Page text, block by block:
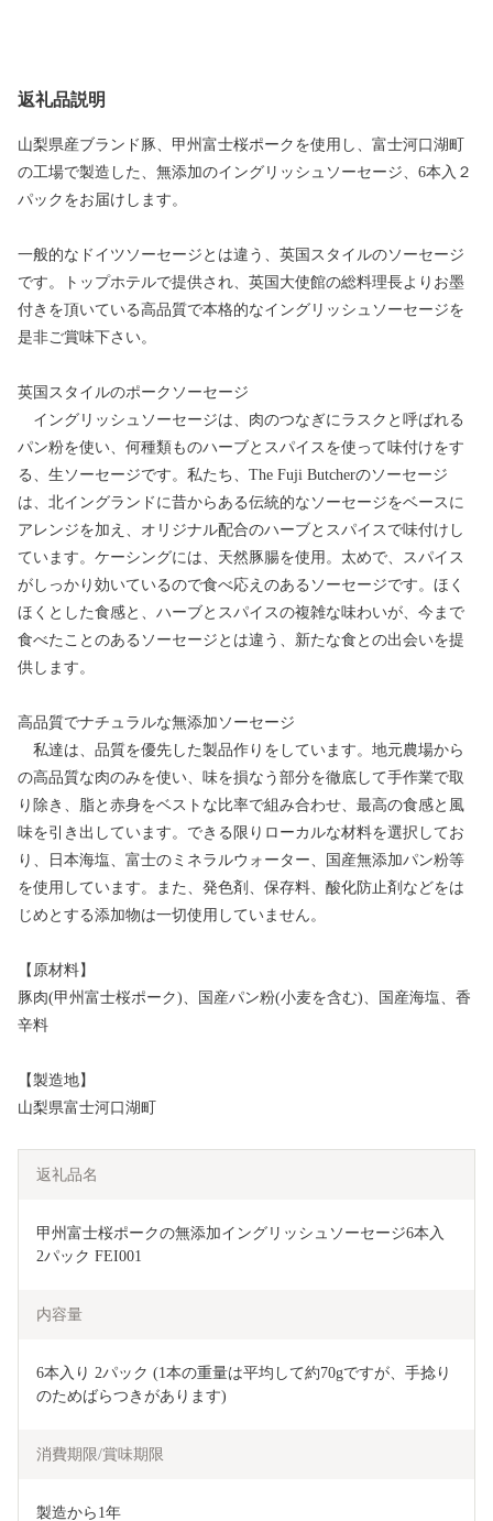
返礼品説明
山梨県産ブランド豚、甲州富士桜ポークを使用し、富士河口湖町
の工場で製造した、無添加のイングリッシュソーセージ、6本入２
パックをお届けします。
一般的なドイツソーセージとは違う、英国スタイルのソーセージ
です。トップホテルで提供され、英国大使館の総料理長よりお墨
付きを頂いている高品質で本格的なイングリッシュソーセージを
是非ご賞味下さい。
英国スタイルのポークソーセージ
イングリッシュソーセージは、肉のつなぎにラスクと呼ばれる
パン粉を使い、何種類ものハーブとスパイスを使って味付けをす
る、生ソーセージです。私たち、The Fuji Butcherのソーセージ
は、北イングランドに昔からある伝統的なソーセージをベースに
アレンジを加え、オリジナル配合のハーブとスパイスで味付けし
ています。ケーシングには、天然豚腸を使用。太めで、スパイス
がしっかり効いているので食べ応えのあるソーセージです。ほく
ほくとした食感と、ハーブとスパイスの複雑な味わいが、今まで
食べたことのあるソーセージとは違う、新たな食との出会いを提
供します。
高品質でナチュラルな無添加ソーセージ
私達は、品質を優先した製品作りをしています。地元農場から
の高品質な肉のみを使い、味を損なう部分を徹底して手作業で取
り除き、脂と赤身をベストな比率で組み合わせ、最高の食感と風
味を引き出しています。できる限りローカルな材料を選択してお
り、日本海塩、富士のミネラルウォーター、国産無添加パン粉等
を使用しています。また、発色剤、保存料、酸化防止剤などをは
じめとする添加物は一切使用していません。
【原材料】
豚肉(甲州富士桜ポーク)、国産パン粉(小麦を含む)、国産海塩、香
辛料
【製造地】
山梨県富士河口湖町
返礼品名
甲州富士桜ポークの無添加イングリッシュソーセージ6本入
2パック FEI001
内容量
6本入り 2パック (1本の重量は平均して約70gですが、手捻り
のためばらつきがあります)
消費期限/賞味期限
製造から1年